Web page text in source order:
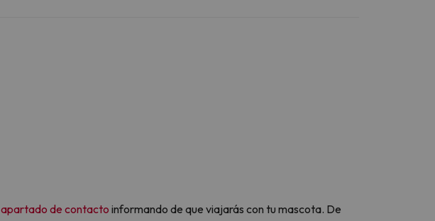
apartado de contacto informando de que viajarás con tu mascota. De